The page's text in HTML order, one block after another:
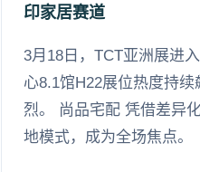
印家居赛道
3月18日，TCT亚洲展进
心8.1馆H22展位热度持
烈。 尚品宅配 凭借差异
地模式，成为全场焦点。